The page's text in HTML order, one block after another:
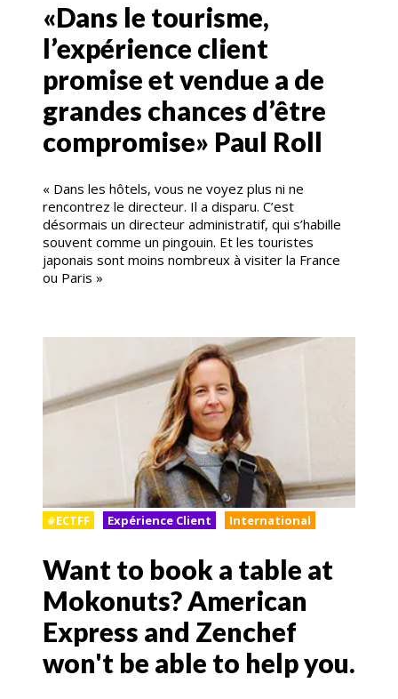
«Dans le tourisme,
l’expérience client
promise et vendue a de
grandes chances d’être
compromise» Paul Roll
« Dans les hôtels, vous ne voyez plus ni ne
rencontrez le directeur. Il a disparu. C’est
désormais un directeur administratif, qui s’habille
souvent comme un pingouin. Et les touristes
japonais sont moins nombreux à visiter la France
ou Paris »
#ECTFF Expérience Client International
Want to book a table at
Mokonuts? American
Express and Zenchef
won't be able to help you.